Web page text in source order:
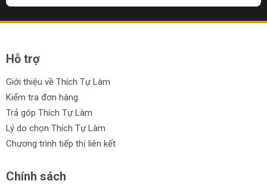
Thùng đồ nghề CFCooper
Thùng đồ nghề Truper
Thùng đồ nghề Ingco
Thùng đồ nghề Cmart
Hỗ trợ
Giới thiệu về Thích Tự Làm
Kiểm tra đơn hàng
Trả góp Thích Tự Làm
Lý do chọn Thích Tự Làm
Chương trình tiếp thị liên kết
Chính sách